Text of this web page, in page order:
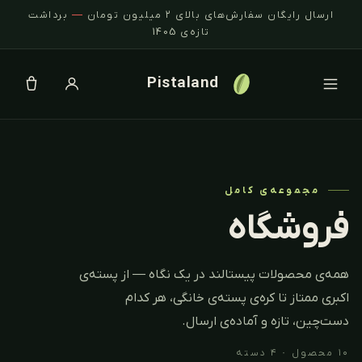
ارسال رایگان سفارش‌های بالای ۲ میلیون تومان — برداشت
تازه‌ی 1405
Pistaland
مجموعه‌ی کامل
فروشگاه
همه‌ی محصولات پیستالند در یک نگاه — از پسته‌ی
اکبری ممتاز تا کره‌ی پسته‌ی خانگی، هر کدام
دست‌چین، تازه و آماده‌ی ارسال.
۱۰ محصول · ۴ دسته